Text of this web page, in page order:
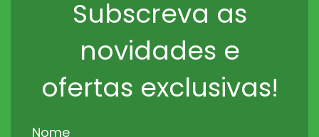
Subscreva as
novidades e
ofertas exclusivas!